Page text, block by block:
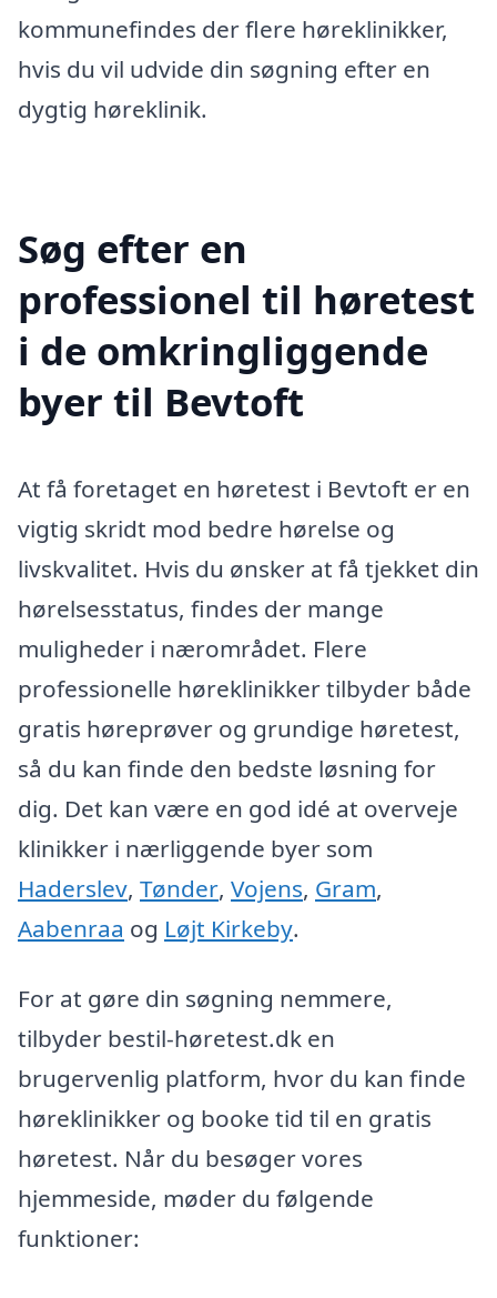
kommunefindes der flere høreklinikker,
hvis du vil udvide din søgning efter en
dygtig høreklinik.
Søg efter en
professionel til høretest
i de omkringliggende
byer til Bevtoft
At få foretaget en høretest i Bevtoft er en
vigtig skridt mod bedre hørelse og
livskvalitet. Hvis du ønsker at få tjekket din
hørelsesstatus, findes der mange
muligheder i nærområdet. Flere
professionelle høreklinikker tilbyder både
gratis høreprøver og grundige høretest,
så du kan finde den bedste løsning for
dig. Det kan være en god idé at overveje
klinikker i nærliggende byer som
Haderslev, Tønder, Vojens, Gram,
Aabenraa og Løjt Kirkeby.
For at gøre din søgning nemmere,
tilbyder bestil-høretest.dk en
brugervenlig platform, hvor du kan finde
høreklinikker og booke tid til en gratis
høretest. Når du besøger vores
hjemmeside, møder du følgende
funktioner: